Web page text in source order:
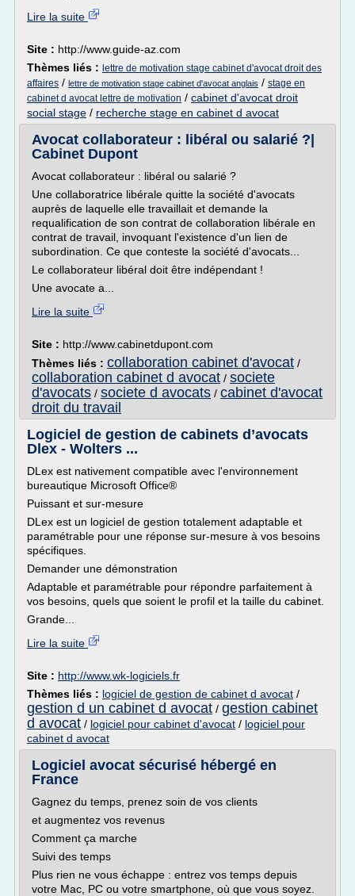
Lire la suite
Site : http://www.guide-az.com
Thèmes liés : lettre de motivation stage cabinet d'avocat droit des
affaires / lettre de motivation stage cabinet d'avocat anglais / stage en
cabinet d avocat lettre de motivation / cabinet d'avocat droit
social stage / recherche stage en cabinet d avocat
Avocat collaborateur : libéral ou salarié ?|
Cabinet Dupont
Avocat collaborateur : libéral ou salarié ?
Une collaboratrice libérale quitte la société d'avocats
auprès de laquelle elle travaillait et demande la
requalification de son contrat de collaboration libérale en
contrat de travail, invoquant l'existence d'un lien de
subordination. Ce que conteste la société d'avocats...
Le collaborateur libéral doit être indépendant !
Une avocate a...
Lire la suite
Site : http://www.cabinetdupont.com
Thèmes liés : collaboration cabinet d'avocat /
collaboration cabinet d avocat / societe
d'avocats / societe d avocats / cabinet d'avocat
droit du travail
Logiciel de gestion de cabinets d’avocats
Dlex - Wolters ...
DLex est nativement compatible avec l'environnement
bureautique Microsoft Office®
Puissant et sur-mesure
DLex est un logiciel de gestion totalement adaptable et
paramétrable pour une réponse sur-mesure à vos besoins
spécifiques.
Demander une démonstration
Adaptable et paramétrable pour répondre parfaitement à
vos besoins, quels que soient le profil et la taille du cabinet.
Grande...
Lire la suite
Site : http://www.wk-logiciels.fr
Thèmes liés : logiciel de gestion de cabinet d avocat /
gestion d un cabinet d avocat / gestion cabinet
d avocat / logiciel pour cabinet d'avocat / logiciel pour
cabinet d avocat
Logiciel avocat sécurisé hébergé en
France
Gagnez du temps, prenez soin de vos clients
et augmentez vos revenus
Comment ça marche
Suivi des temps
Plus rien ne vous échappe : entrez vos temps depuis
votre Mac, PC ou votre smartphone, où que vous soyez.